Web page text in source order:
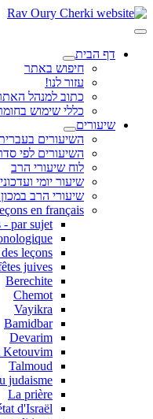
דף הבית
חיפוש באתר
עזור לנו!
כתוב למנהל
כללי שימוש
שיעורים
השיעורים
השיעורים לפי
לוח שיעורי הרב
שיעור יומי
שיעורי הרב
en français
- par sujet
leçons
juives
Berechite
Chemot
Vayikra
Bamidbar
Devarim
Ketouvim
Talmoud
judaisme
La prière
d'Israël